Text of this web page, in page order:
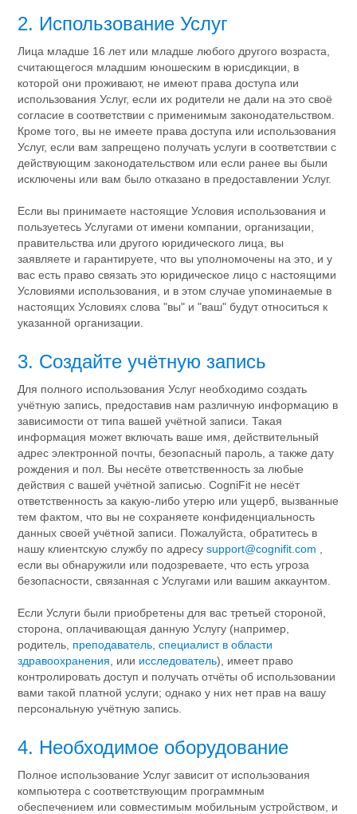
2. Использование Услуг
Лица младше 16 лет или младше любого другого возраста,
считающегося младшим юношеским в юрисдикции, в
которой они проживают, не имеют права доступа или
использования Услуг, если их родители не дали на это своё
согласие в соответствии с применимым законодательством.
Кроме того, вы не имеете права доступа или использования
Услуг, если вам запрещено получать услуги в соответствии с
действующим законодательством или если ранее вы были
исключены или вам было отказано в предоставлении Услуг.
Если вы принимаете настоящие Условия использования и
пользуетесь Услугами от имени компании, организации,
правительства или другого юридического лица, вы
заявляете и гарантируете, что вы уполномочены на это, и у
вас есть право связать это юридическое лицо с настоящими
Условиями использования, и в этом случае упоминаемые в
настоящих Условиях слова "вы" и "ваш" будут относиться к
указанной организации.
3. Создайте учётную запись
Для полного использования Услуг необходимо создать
учётную запись, предоставив нам различную информацию в
зависимости от типа вашей учётной записи. Такая
информация может включать ваше имя, действительный
адрес электронной почты, безопасный пароль, а также дату
рождения и пол. Вы несёте ответственность за любые
действия с вашей учётной записью. CogniFit не несёт
ответственность за какую-либо утерю или ущерб, вызванные
тем фактом, что вы не сохраняете конфиденциальность
данных своей учётной записи. Пожалуйста, обратитесь в
нашу клиентскую службу по адресуsupport@cognifit.com
если вы обнаружили или подозреваете, что есть угроза
безопасности, связанная с Услугами или вашим аккаунтом.
Если Услуги были приобретены для вас третьей стороной,
сторона, оплачивающая данную Услугу (например,
родитель, преподаватель ,специалист в области
здравоохранения , или исследователь), имеет право
контролировать доступ и получать отчёты об использовании
вами такой платной услуги; однако у них нет прав на вашу
персональную учётную запись.
4. Необходимое оборудование
Полное использование Услуг зависит от использования
компьютера с соответствующим программным
обеспечением или совместимым мобильным устройством, и